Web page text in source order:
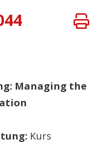
Managing the
Kurs